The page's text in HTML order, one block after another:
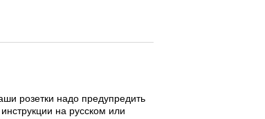
розетки надо предупредить
на русском или